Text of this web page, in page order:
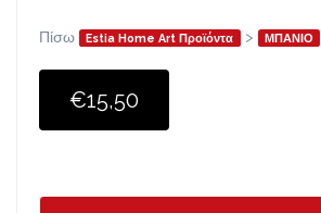
Πίσω Estia Home Art Προϊόντα > ΜΠΑΝΙΟ
€15,50